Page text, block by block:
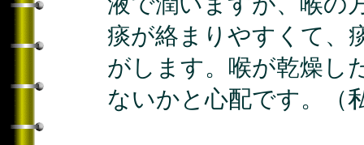
痰が絡まりやすくて、
がします。喉が乾燥し
ないかと心配です。（